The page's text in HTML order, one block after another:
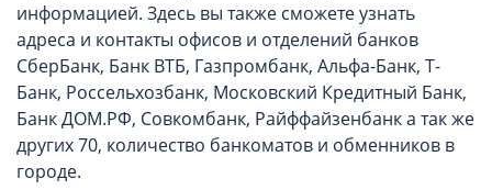
информацией. Здесь вы также сможете узнать
адреса и контакты офисов и отделений банков
СберБанк, Банк ВТБ, Газпромбанк, Альфа-Банк, Т-
Банк, Россельхозбанк, Московский Кредитный Банк,
Банк ДОМ.РФ, Совкомбанк, Райффайзенбанк а так же
других 70, количество банкоматов и обменников в
городе.